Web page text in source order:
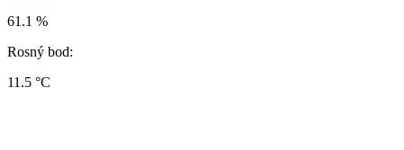
61.1 %
Rosný bod:
11.5 °C